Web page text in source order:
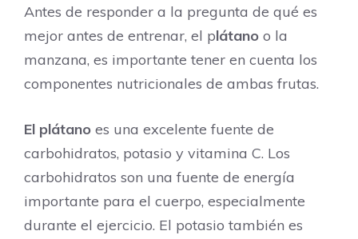
Antes de responder a la pregunta de qué es
mejor antes de entrenar, el plátano o la
manzana, es importante tener en cuenta los
componentes nutricionales de ambas frutas.
El plátano es una excelente fuente de
carbohidratos, potasio y vitamina C. Los
carbohidratos son una fuente de energía
importante para el cuerpo, especialmente
durante el ejercicio. El potasio también es